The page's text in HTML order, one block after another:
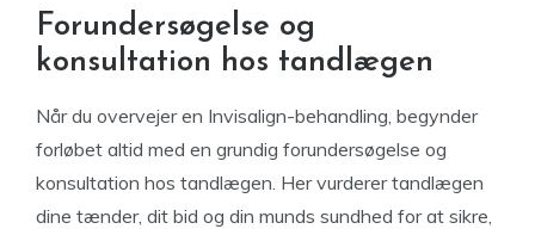
Forundersøgelse og
konsultation hos tandlægen
Når du overvejer en Invisalign-behandling, begynder
forløbet altid med en grundig forundersøgelse og
konsultation hos tandlægen. Her vurderer tandlægen
dine tænder, dit bid og din munds sundhed for at sikre,